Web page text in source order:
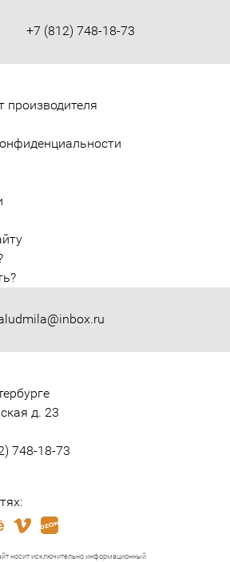
+7 (812) 748-18-73
производителя
д. 23
748-18-73
носит исключительно информационный